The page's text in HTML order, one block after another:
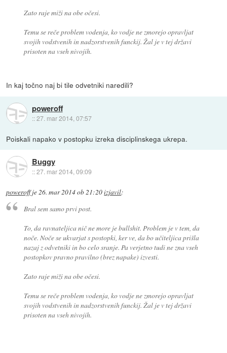
Zato raje miži na obe očesi.
Temu se reče problem vodenja, ko vodje ne zmorejo opravljat
svojih vodstvenih in nadzorstvenih funckij. Žal je v tej državi
prisoten na vseh nivojih.
In kaj točno naj bi tile odvetniki naredili?
poweroff
::27. mar 2014, 07:57
Poiskali napako v postopku izreka disciplinskega ukrepa.
Buggy
::27. mar 2014, 09:09
poweroffje 26. mar 2014 ob 21:20izjavil:
Bral sem samo prvi post.
To, da ravnateljica nič ne more je bullshit. Problem je v tem, da
noče. Noče se ukvarjat s postopki, ker ve, da bo učiteljica prišla
nazaj z odvetniki in bo celo sranje. Pa verjetno tudi ne zna vseh
postopkov pravno pravilno (brez napake) izvesti.
Zato raje miži na obe očesi.
Temu se reče problem vodenja, ko vodje ne zmorejo opravljat
svojih vodstvenih in nadzorstvenih funckij. Žal je v tej državi
prisoten na vseh nivojih.